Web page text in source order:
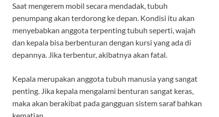
Saat mengerem mobil secara mendadak, tubuh
penumpang akan terdorong ke depan. Kondisi itu akan
menyebabkan anggota terpenting tubuh seperti, wajah
dan kepala bisa berbenturan dengan kursi yang ada di
depannya. Jika terbentur, akibatnya akan fatal.
Kepala merupakan anggota tubuh manusia yang sangat
penting. Jika kepala mengalami benturan sangat keras,
maka akan berakibat pada gangguan sistem saraf bahkan
kematian.